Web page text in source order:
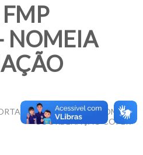
NOMEIA
FMP 006/2020 – NOMEIA
COORDENAÇÃO COPER